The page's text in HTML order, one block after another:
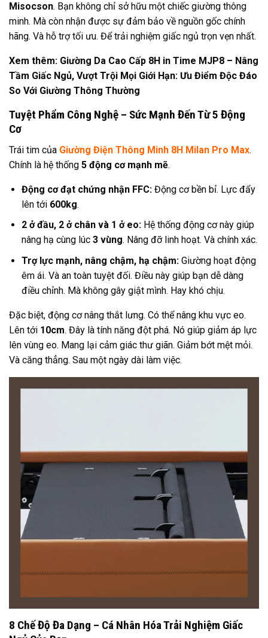
Misocson. Bạn không chỉ sở hữu một chiếc giường thông
minh. Mà còn nhận được sự đảm bảo về nguồn gốc chính
hãng. Và hỗ trợ tối ưu. Để trải nghiệm giấc ngủ trọn vẹn nhất.
Xem thêm: Giường Da Cao Cấp 8H in Time MJP8 – Nâng
Tầm Giấc Ngủ, Vượt Trội Mọi Giới Hạn: Ưu Điểm Độc Đáo
So Với Giường Thông Thường
Tuyệt Phẩm Công Nghệ – Sức Mạnh Đến Từ 5 Động
Cơ
Trái tim của Giường Điện Thông Minh 8H Milan Pro Max.
Chính là hệ thống 5 động cơ mạnh mẽ.
Động cơ đạt chứng nhận FFC:Động cơ bền bỉ. Lực đẩy
lên tới 600kg.
2 ở đầu, 2 ở chân và 1 ở eo:Hệ thống động cơ này giúp
nâng hạ cùng lúc 3 vùng. Nâng đỡ linh hoạt. Và chính xác.
Trợ lực mạnh, nâng chậm, hạ chậm:Giường hoạt động
êm ái. Và an toàn tuyệt đối. Điều này giúp bạn dễ dàng
điều chỉnh. Mà không gây giật mình. Hay khó chịu.
Đặc biệt, động cơ nâng thắt lưng. Có thể nâng khu vực eo.
Lên tới 10cm. Đây là tính năng đột phá. Nó giúp giảm áp lực
lên vùng eo. Mang lại cảm giác thư giãn. Giảm bớt mệt mỏi.
Và căng thẳng. Sau một ngày dài làm việc.
8 Chế Độ Đa Dạng – Cá Nhân Hóa Trải Nghiệm Giấc